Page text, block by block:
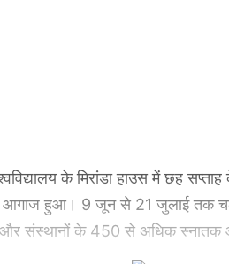
के मिरांडा हाउस में छह
आगाज हुआ। 9 जून से 21 जुलाई तक
और संस्थानों के 450 से अधिक स्नातक